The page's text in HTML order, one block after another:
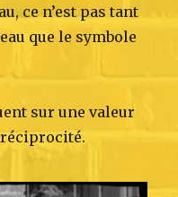
ce n’est pas tant
que le symbole
sur une valeur